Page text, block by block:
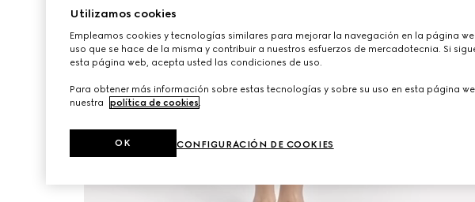
Utilizamos cookies
Empleamos cookies y tecnologías similares para mejorar la navegación en la página
uso que se hace de la misma y contribuir a nuestros esfuerzos de mercadotecnia. Si
esta página web, acepta usted las condiciones de uso.
Para obtener más información sobre estas tecnologías y sobre su uso en esta página
nuestra
política de cookies
CONFIGURACIÓN DE COOKIES
OK